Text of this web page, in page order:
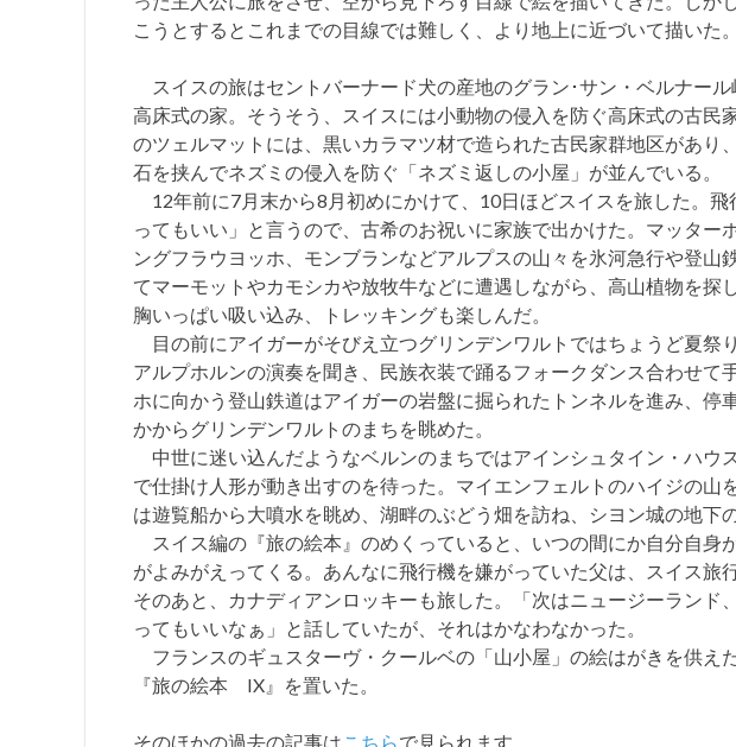
こうとするとこれまでの目線では難しく、より地上に近づいて描いた。
スイスの旅はセントバーナード犬の産地のグラン･サン・ベルナー
高床式の家。そうそう、スイスには小動物の侵入を防ぐ高床式の古民
のツェルマットには、黒いカラマツ材で造られた古民家群地区があり
石を挟んでネズミの侵入を防ぐ「ネズミ返しの小屋」が並んでいる。
12年前に7月末から8月初めにかけて、10日ほどスイスを旅した。
ってもいい」と言うので、古希のお祝いに家族で出かけた。マッター
ングフラウヨッホ、モンブランなどアルプスの山々を氷河急行や登山
てマーモットやカモシカや放牧牛などに遭遇しながら、高山植物を探
胸いっぱい吸い込み、トレッキングも楽しんだ。
目の前にアイガーがそびえ立つグリンデンワルトではちょうど夏祭
アルプホルンの演奏を聞き、民族衣装で踊るフォークダンス合わせて
ホに向かう登山鉄道はアイガーの岩盤に掘られたトンネルを進み、停
かからグリンデンワルトのまちを眺めた。
中世に迷い込んだようなベルンのまちではアインシュタイン・ハウ
で仕掛け人形が動き出すのを待った。マイエンフェルトのハイジの山
は遊覧船から大噴水を眺め、湖畔のぶどう畑を訪ね、シヨン城の地下
スイス編の『旅の絵本』のめくっていると、いつの間にか自分自身
がよみがえってくる。あんなに飛行機を嫌がっていた父は、スイス旅
そのあと、カナディアンロッキーも旅した。「次はニュージーランド
ってもいいなぁ」と話していたが、それはかなわなかった。
フランスのギュスターヴ・クールベの「山小屋」の絵はがきを供え
『旅の絵本 IX』を置いた。
そのほかの過去の記事は こちらで見られます。